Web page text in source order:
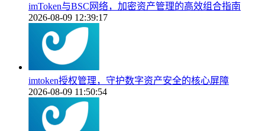
imToken与BSC网络，加密资产管理的高效组合指南
2026-08-09 12:39:17
imtoken授权管理，守护数字资产安全的核心屏障
2026-08-09 11:50:54